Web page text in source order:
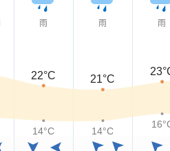
雨 雨 雨
22°C
21°C
14°C 14°C